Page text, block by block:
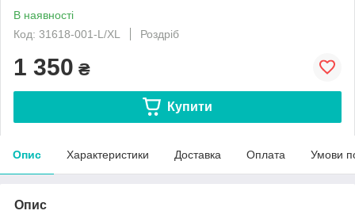
В наявності
Код: 31618-001-L/XL
Роздріб
1 350 ₴
Купити
Опис Характеристики Доставка Оплата Умови
Опис